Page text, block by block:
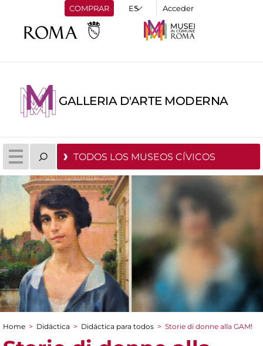
COMPRAR Acceder
GALLERIA D'ARTE MODERNA
TODOS LOS MUSEOS CÍVICOS
You are here
Home > Didáctica > Didáctica para todos > Storie di donne alla GAM!